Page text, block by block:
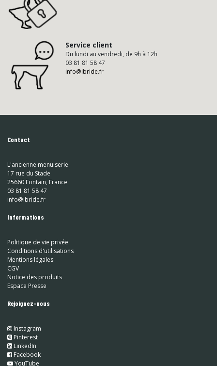
Service client
Du lundi au vendredi, de 9h à 12h
03 81 81 58 47
info@ibride.fr
Contact
L'ancienne menuiserie
17 rue du Stade
25660 Fontain, France
03 81 81 58 47
info@ibride.fr
Informations
Politique de vie privée
Conditions d'utilisations
Mentions légales
CGV
Notice des produits
Espace Presse
Rejoignez-nous
Instagram
Pinterest
LinkedIn
​ Facebook
YouTube